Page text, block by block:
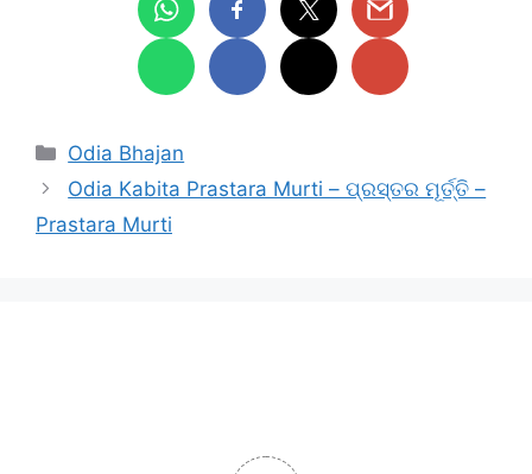
Categories
Odia Bhajan
Odia Kabita Prastara Murti – ପ୍ରସ୍ତର ମୂର୍ତ୍ତି –
Prastara Murti